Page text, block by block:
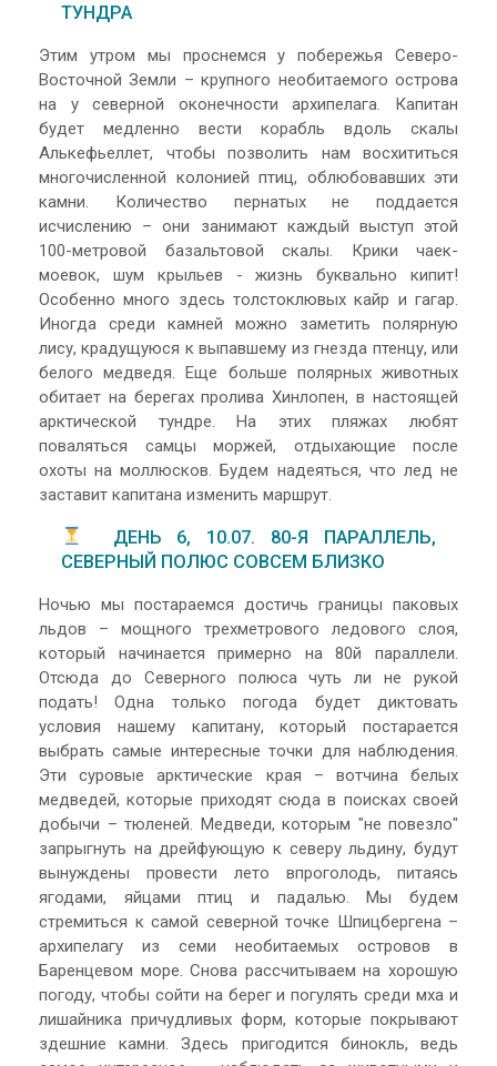
ТУНДРА
Этим утром мы проснемся у побережья Северо-
Восточной Земли – крупного необитаемого острова
на у северной оконечности архипелага. Капитан
будет медленно вести корабль вдоль скалы
Алькефьеллет, чтобы позволить нам восхититься
многочисленной колонией птиц, облюбовавших эти
камни. Количество пернатых не поддается
исчислению – они занимают каждый выступ этой
100-метровой базальтовой скалы. Крики чаек-
моевок, шум крыльев - жизнь буквально кипит!
Особенно много здесь толстоклювых кайр и гагар.
Иногда среди камней можно заметить полярную
лису, крадущуюся к выпавшему из гнезда птенцу, или
белого медведя. Еще больше полярных животных
обитает на берегах пролива Хинлопен, в настоящей
арктической тундре. На этих пляжах любят
поваляться самцы моржей, отдыхающие после
охоты на моллюсков. Будем надеяться, что лед не
заставит капитана изменить маршрут.
ДЕНЬ 6, 10.07. 80-Я ПАРАЛЛЕЛЬ,
СЕВЕРНЫЙ ПОЛЮС СОВСЕМ БЛИЗКО
Ночью мы постараемся достичь границы паковых
льдов – мощного трехметрового ледового слоя,
который начинается примерно на 80й параллели.
Отсюда до Северного полюса чуть ли не рукой
подать! Одна только погода будет диктовать
условия нашему капитану, который постарается
выбрать самые интересные точки для наблюдения.
Эти суровые арктические края – вотчина белых
медведей, которые приходят сюда в поисках своей
добычи – тюленей. Медведи, которым "не повезло"
запрыгнуть на дрейфующую к северу льдину, будут
вынуждены провести лето впроголодь, питаясь
ягодами, яйцами птиц и падалью. Мы будем
стремиться к самой северной точке Шпицбергена –
архипелагу из семи необитаемых островов в
Баренцевом море. Снова рассчитываем на хорошую
погоду, чтобы сойти на берег и погулять среди мха и
лишайника причудливых форм, которые покрывают
здешние камни. Здесь пригодится бинокль, ведь